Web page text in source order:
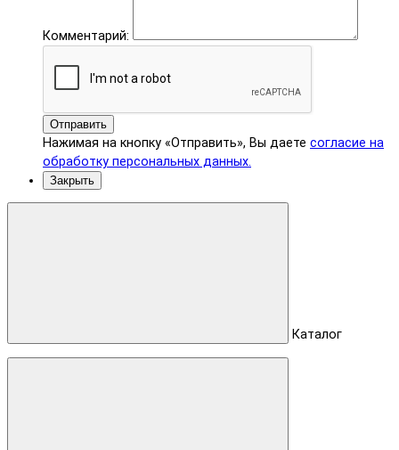
Комментарий:
Отправить
Нажимая на кнопку «Отправить», Вы даете согласие на
обработку персональных данных.
Закрыть
Каталог